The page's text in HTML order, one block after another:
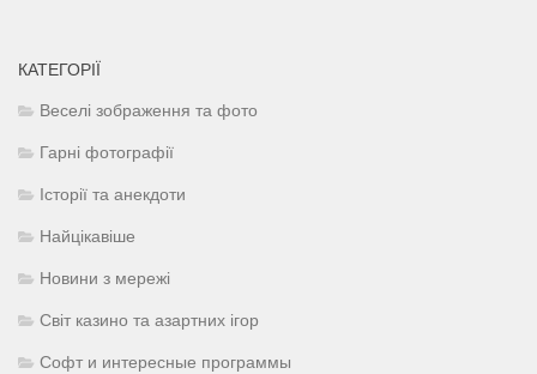
КАТЕГОРІЇ
Веселі зображення та фото
Гарні фотографії
Історії та анекдоти
Найцікавіше
Новини з мережі
Світ казино та азартних ігор
Софт и интересные программы